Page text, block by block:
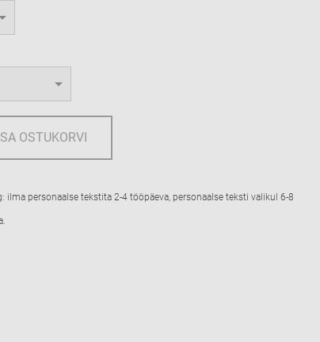
OSTUKORVI
ilma personaalse tekstita 2-4 tööpäeva, personaalse teksti valikul 6-8